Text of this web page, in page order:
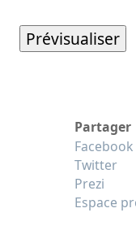
Partager
Facebook
Twitter
Prezi
Espace